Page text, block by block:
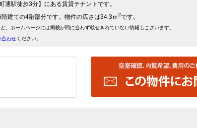
駅徒歩3分】にある賃貸テナントです。
建ての4階部分です。物件の広さは34.3ｍ2です。
ホームページには掲載が間に合わず載せきれていない情報もございます。
合わせください。